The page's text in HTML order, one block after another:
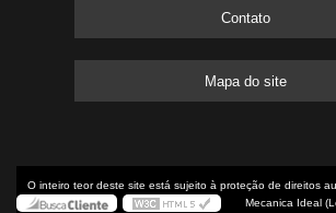
Contato
Mapa do site
O inteiro teor deste site está sujeito à proteção de direitos
Mecanica Ideal